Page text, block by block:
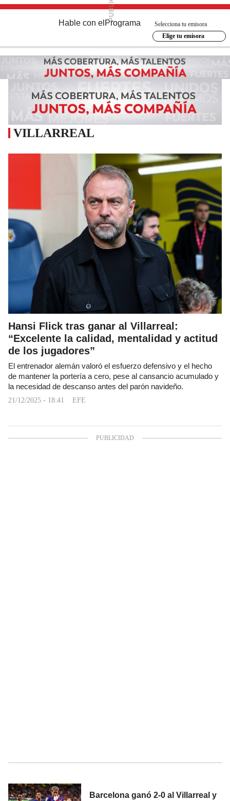
Hable con el Programa
Selecciona tu emisora
Elige tu emisora
VILLARREAL
Hansi Flick tras ganar al Villarreal:
“Excelente la calidad, mentalidad y actitud
de los jugadores”
El entrenador alemán valoró el esfuerzo defensivo y el hecho
de mantener la portería a cero, pese al cansancio acumulado y
la necesidad de descanso antes del parón navideño.
21/12/2025 - 18:41 EFE
Barcelona ganó 2-0 al Villarreal y